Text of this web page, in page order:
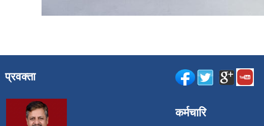
प्रवक्ता
कर्मचारि